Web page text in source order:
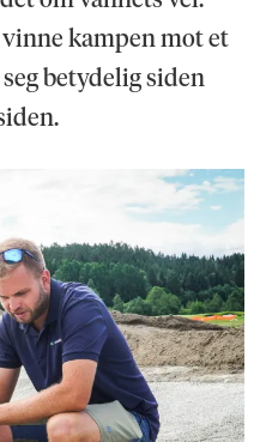
kampen mot et
betydelig siden